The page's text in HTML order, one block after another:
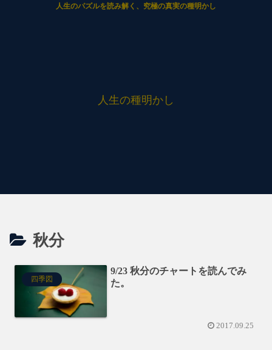
人生の種明かし
人生のパズルを読み解く、究極の真実の種明かし
秋分
四季図
9/23 秋分のチャートを読んでみ
た。
2017.09.25